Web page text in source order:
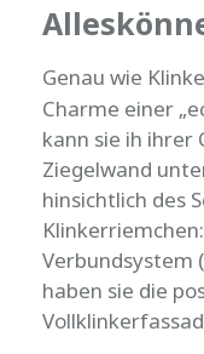
Genau wie
Charme einer
kann sie ih ihrer
Ziegelwand
hinsichtlich des
Verbundsystem
haben sie die